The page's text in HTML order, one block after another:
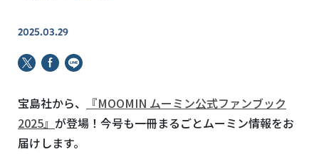
2025.03.29
宝島社から、
『MOOMIN ムーミン公式ファンブック
2025』 が登場！今号も一冊まるごとムーミン情報をお
届けします。